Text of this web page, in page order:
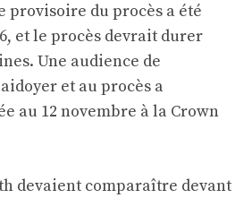
provisoire du procès a été
et le procès devrait durer
Une audience de
et au procès a
au 12 novembre à la Crown
devaient comparaître devant